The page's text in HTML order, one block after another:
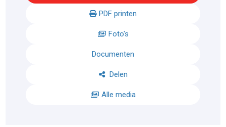
PDF printen
Foto's
Documenten
Delen
Alle media